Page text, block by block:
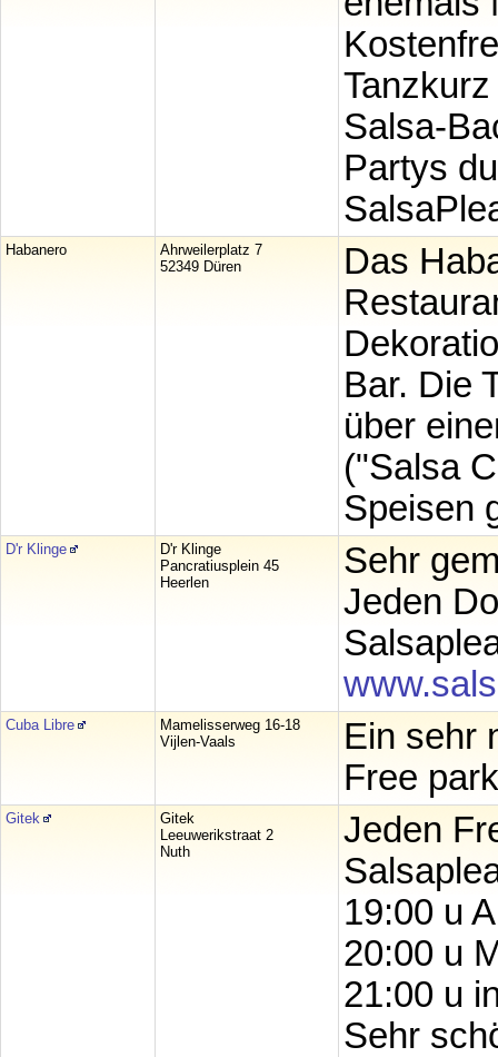
Salsa-
Partys
Habanero
Ahrweilerplatz 7
52349 Düren
Das
Bar. Die
über
("Salsa
Speisen
D'r Klinge
D'r Klinge
Pancratiusplein 45
Heerlen
Sehr
Jeden
Cuba Libre
Mamelisserweg 16-18
Vijlen-Vaals
Ein sehr
Free
Gitek
Gitek
Leeuwerikstraat 2
Nuth
Jeden
19:00 u
20:00 u
21:00 u
Sehr